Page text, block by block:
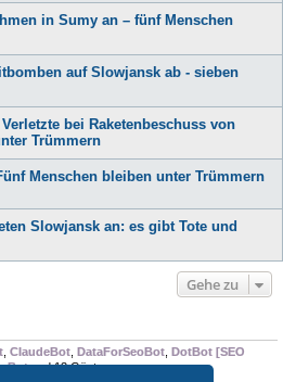
in Sumy an – fünf Menschen
auf Slowjansk ab - sieben
bei Raketenbeschuss von
Trümmern
Menschen bleiben unter Trümmern
Slowjansk an: es gibt Tote und
Gehe zu
ClaudeBot DataForSeoBot DotBot [SEO
und 13 Gäste